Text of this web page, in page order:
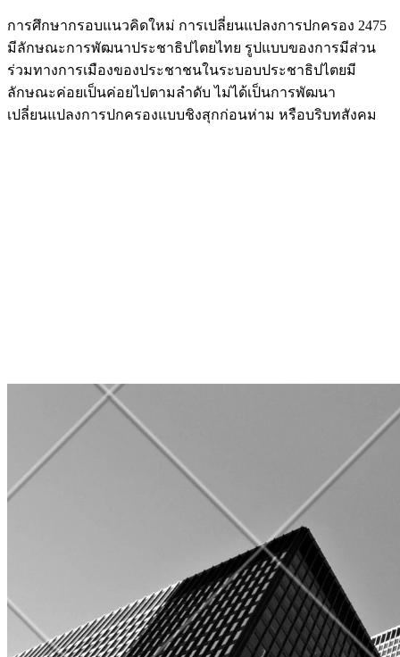
การศึกษากรอบแนวคิดใหม่ การเปลี่ยนแปลงการปกครอง 2475
มีลักษณะการพัฒนาประชาธิปไตยไทย รูปแบบของการมีส่วน
ร่วมทางการเมืองของประชาชนในระบอบประชาธิปไตยมี
ลักษณะค่อยเป็นค่อยไปตามลำดับ ไม่ได้เป็นการพัฒนา
เปลี่ยนแปลงการปกครองแบบชิงสุกก่อนห่าม หรือบริบทสังคม